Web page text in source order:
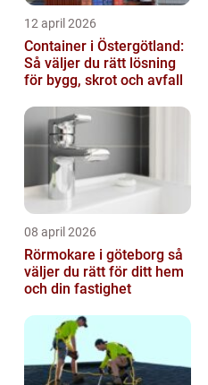
12 april 2026
Container i Östergötland:
Så väljer du rätt lösning
för bygg, skrot och avfall
08 april 2026
Rörmokare i göteborg så
väljer du rätt för ditt hem
och din fastighet